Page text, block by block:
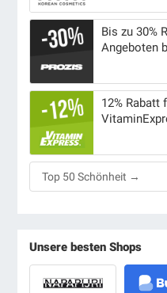
Bis zu 30%
Angeboten
12% Rabatt
Top 50 Schönheit →
Unsere besten Shops